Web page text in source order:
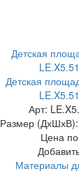
Детская
Арт:
Размер (ДхШхВ):
Цена
Материалы